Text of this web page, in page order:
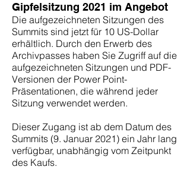
Gipfelsitzung 2021 im Angebot
Die aufgezeichneten Sitzungen des
Summits sind jetzt für 10 US-Dollar
erhältlich. Durch den Erwerb des
Archivpasses haben Sie Zugriff auf die
aufgezeichneten Sitzungen und PDF-
Versionen der Power Point-
Präsentationen, die während jeder
Sitzung verwendet werden.
Dieser Zugang ist ab dem Datum des
Summits (9. Januar 2021) ein Jahr lang
verfügbar, unabhängig vom Zeitpunkt
des Kaufs.